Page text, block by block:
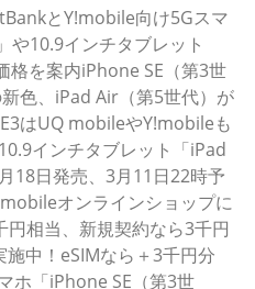
とY!mobile向け5Gスマ
や10.9インチタブレット
格を案内iPhone SE（第3世
色、iPad Air（第5世代）が
はUQ mobileやY!mobileも
インチタブレット「iPad
18日発売、3月11日22時予
オンラインショップに
相当、新規契約なら3千円
中！eSIMなら＋3千円分
ホ「iPhone SE（第3世